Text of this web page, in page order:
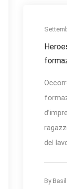
del
By